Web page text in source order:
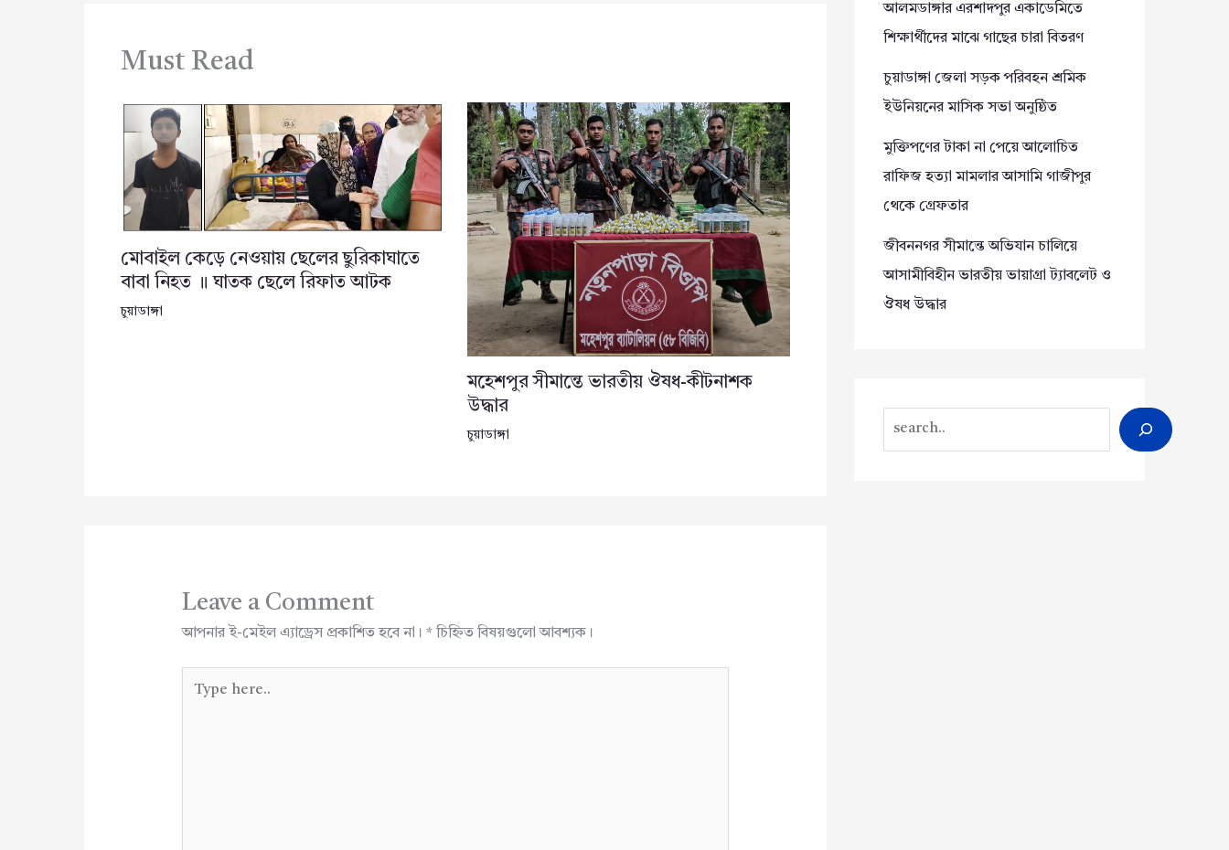
Must Read
মোবাইল কেড়ে নেওয়ায় ছেলের ছুরিকাঘাতে
বাবা নিহত ॥ ঘাতক ছেলে রিফাত আটক
চুয়াডাঙ্গা
মহেশপুর সীমান্তে ভারতীয় ঔষধ-কীটনাশক
উদ্ধার
চুয়াডাঙ্গা
Leave a Comment
আপনার ই-মেইল এ্যাড্রেস প্রকাশিত হবে না। *চিহ্নিত বিষয়গুলো আবশ্যক।
here..
আলমডাঙ্গার এরশাদপুর একাডেমিতে
শিক্ষার্থীদের মাঝে গাছের চারা বিতরণ
চুয়াডাঙ্গা জেলা সড়ক পরিবহন শ্রমিক
ইউনিয়নের মাসিক সভা অনুষ্ঠিত
মুক্তিপণের টাকা না পেয়ে আলোচিত
রাফিজ হত্যা মামলার আসামি গাজীপুর
থেকে গ্রেফতার
জীবননগর সীমান্তে অভিযান চালিয়ে
আসামীবিহীন ভারতীয় ভায়াগ্রা ট্যাবলেট ও
ঔষধ উদ্ধার